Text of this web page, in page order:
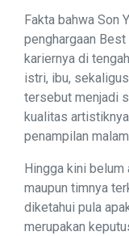
Fakta bahwa Son
penghargaan
kariernya di
istri, ibu,
tersebut menjadi
kualitas
penampilan
Hingga kini belum
maupun timnya
diketahui pula
merupakan